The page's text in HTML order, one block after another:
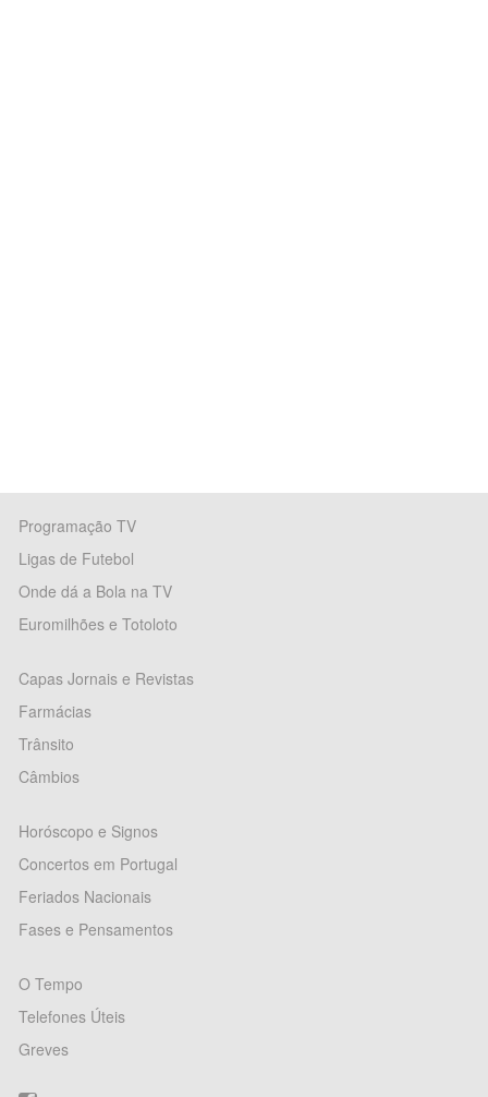
Programação TV
Ligas de Futebol
Onde dá a Bola na TV
Euromilhões e Totoloto
Capas Jornais e Revistas
Farmácias
Trânsito
Câmbios
Horóscopo e Signos
Concertos em Portugal
Feriados Nacionais
Fases e Pensamentos
O Tempo
Telefones Úteis
Greves